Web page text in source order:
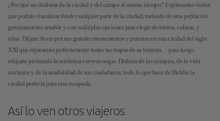
¿Por qué no disfrutar de la ciudad y del campo al mismo tiempo? Explanadas verdes
que podrás visualizar desde cualquier parte de la ciudad, rodeado de una población
genuinamente amable y con múltiples opciones para elegir diversión, cultura, y
relax. Déjate llevar por sus grandes monumentos y puentes en esta ciudad del siglo
XXI que representa perfectamente todas las etapas de su historia… para luego
relajarte probando la auténtica cerveza negra. Disfruta de las compras, de la vida
nocturna y de la amabilidad de sus ciudadanos, todo lo que hace de Dublín la
ciudad perfecta para una escapada.
Así lo ven otros viajeros